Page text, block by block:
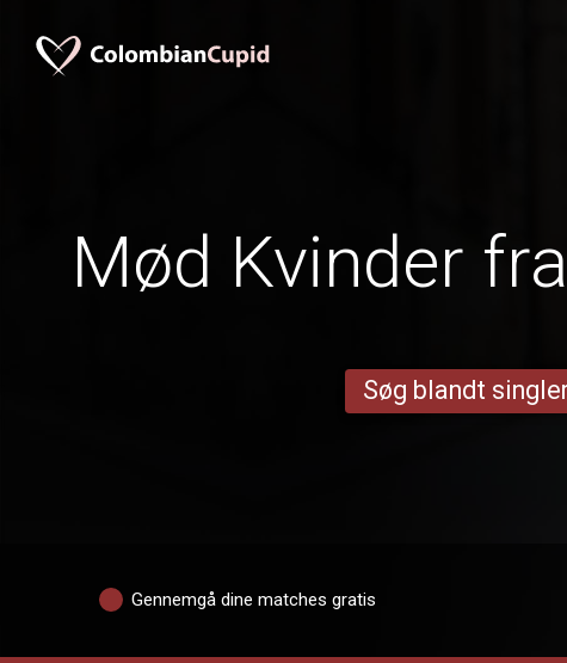
Mød Kvinder
Søg blandt
Gennemgå dine matches gratis